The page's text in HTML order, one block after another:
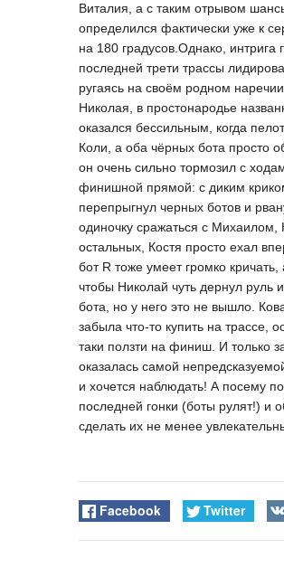
Виталия, а с таким отрывом
определился фактически уже к
на 180 градусов.Однако, интрига
последней трети трассы
ругаясь на своём родном
Николая, в простонародье
оказался бессильным, когда
Коли, а оба чёрных бота просто
он очень сильно тормозил с
финишной прямой: с диким
перепрыгнул черных ботов и
одиночку сражаться с
остальных, Костя просто ехал
бот R тоже умеет громко
чтобы Николай чуть дернул руль
бота, но у него это не вышло.
забыла что-то купить на трассе,
таки ползти на финиш. И только
оказалась самой
и хочется наблюдать! А посему
последней гонки (боты рулят!) и
сделать их не менее
Facebook Twitter